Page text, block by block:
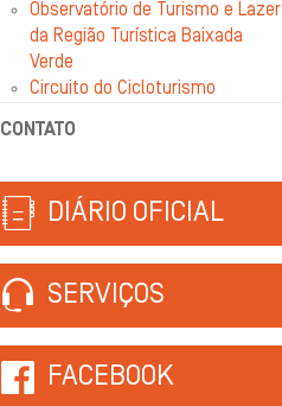
Observatório de Turismo e Lazer
da Região Turística Baixada
Verde
Circuito do Cicloturismo
CONTATO
DIÁRIO OFICIAL
SERVIÇOS
FACEBOOK